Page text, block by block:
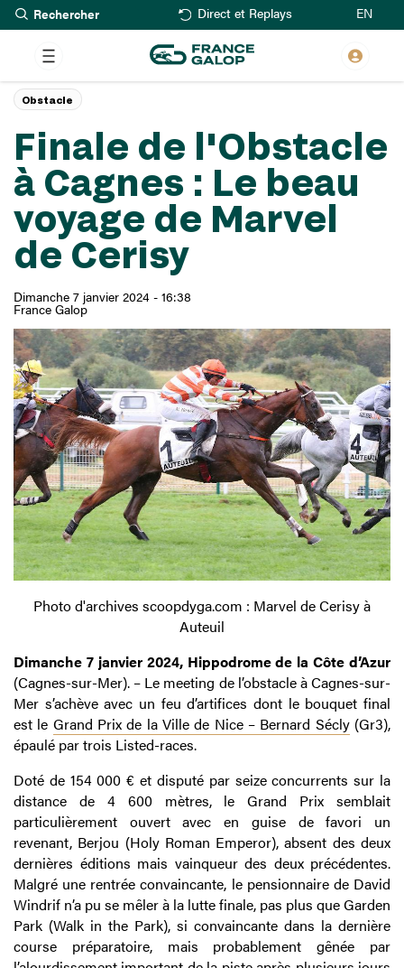
Aller
au
contenu
principal
Rechercher Direct et Replays EN
Finale de l'Obstacle
à Cagnes : Le beau
voyage de Marvel
de Cerisy
Dimanche 7 janvier 2024 - 16:38
France Galop
Obstacle
Photo d'archives scoopdyga.com : Marvel de Cerisy à
Auteuil
Dimanche 7 janvier 2024, Hippodrome de la Côte d’Azur
(Cagnes-sur-Mer). – Le meeting de l’obstacle à Cagnes-sur-
Mer s’achève avec un feu d’artifices dont le bouquet final
est le Grand Prix de la Ville de Nice – Bernard Sécly(Gr3),
épaulé par trois Listed-races.
Doté de 154 000 € et disputé par seize concurrents sur la
distance de 4 600 mètres, le Grand Prix semblait
particulièrement ouvert avec en guise de favori un
revenant, Berjou (Holy Roman Emperor), absent des deux
dernières éditions mais vainqueur des deux précédentes.
Malgré une rentrée convaincante, le pensionnaire de David
Windrif n’a pu se mêler à la lutte finale, pas plus que Garden
Park (Walk in the Park), si convaincante dans la dernière
course préparatoire, mais probablement gênée par